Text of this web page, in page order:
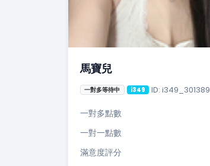
馬寶兒
一對多等待中 i349 ID: i349_301389
一對多點數
一對一點數
滿意度評分